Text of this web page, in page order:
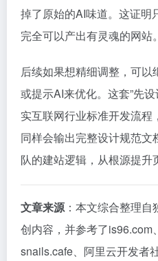
掉了原始的AI味道。这证明
完全可以产出有灵魂的网站。
后续如果想精细调整，可
或提示AI来优化。这套”先
实互联网行业标准开发流
同样会输出完整设计规范
队的建站逻辑，从根源提升
文章来源：本文综合整理自
创内容，并参考了is96.com
snails.cafe、阿里云开发者